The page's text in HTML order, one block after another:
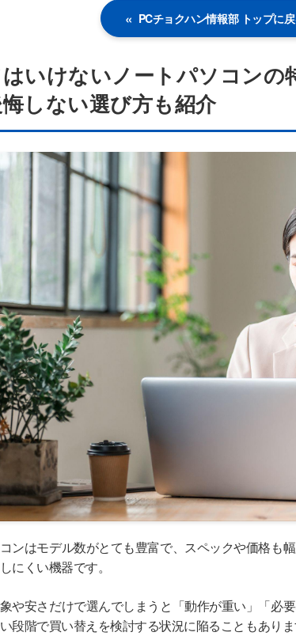
PCチョクハン情報部 トップに
いけないノートパソコンの
しない選び方も紹介
ンはモデル数がとても豊富で、スペックや価格も
にくい機器です。
や安さだけで選んでしまうと「動作が重い」「必
段階で買い替えを検討する状況に陥ることもありま